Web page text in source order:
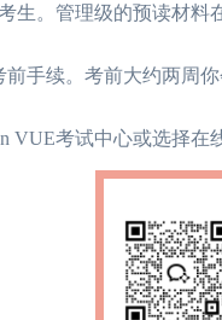
生。管理级的预读材
手续。考前大约两周
VUE考试中心或选择在